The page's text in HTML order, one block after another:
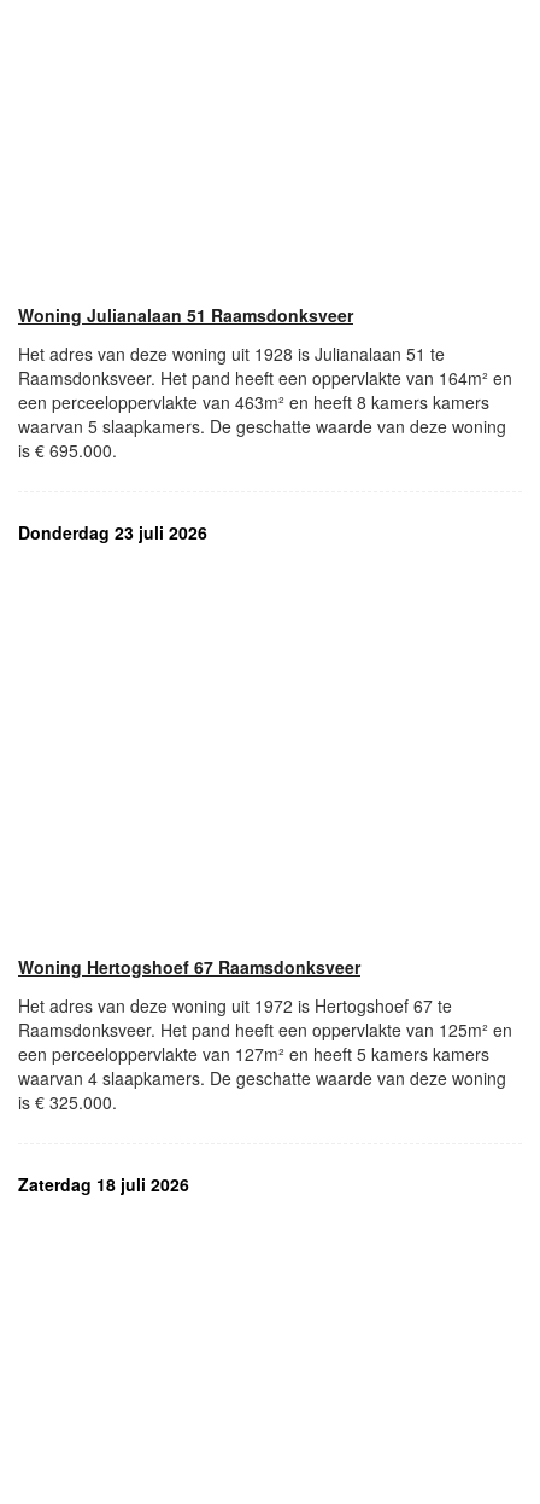
Woning Julianalaan 51 Raamsdonksveer
Het adres van deze woning uit 1928 is Julianalaan 51 te
Raamsdonksveer. Het pand heeft een oppervlakte van 164m² en
een perceeloppervlakte van 463m² en heeft 8 kamers kamers
waarvan 5 slaapkamers. De geschatte waarde van deze woning
is € 695.000.
Donderdag 23 juli 2026
Woning Hertogshoef 67 Raamsdonksveer
Het adres van deze woning uit 1972 is Hertogshoef 67 te
Raamsdonksveer. Het pand heeft een oppervlakte van 125m² en
een perceeloppervlakte van 127m² en heeft 5 kamers kamers
waarvan 4 slaapkamers. De geschatte waarde van deze woning
is € 325.000.
Zaterdag 18 juli 2026